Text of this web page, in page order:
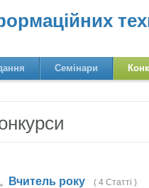
Семінари
Вчитель року ( 4 Статті )